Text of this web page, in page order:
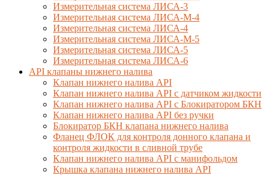
Измерительная система ЛИСА-3
Измерительная система ЛИСА-М-4
Измерительная система ЛИСА-4
Измерительная система ЛИСА-М-5
Измерительная система ЛИСА-5
Измерительная система ЛИСА-6
API клапаны нижнего налива
Клапан нижнего налива API
Клапан нижнего налива API с датчиком жидкости
Клапан нижнего налива API с Блокиратором БКН
Клапан нижнего налива API без ручки
Блокиратор БКН клапана нижнего налива
Фланец ФЛОК для контроля донного клапана и
контроля жидкости в сливной трубе
Клапан нижнего налива API с манифольдом
Крышка клапана нижнего налива API